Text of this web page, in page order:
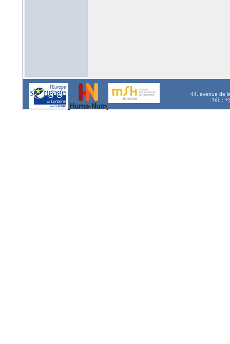
44, avenue de
Tél. :